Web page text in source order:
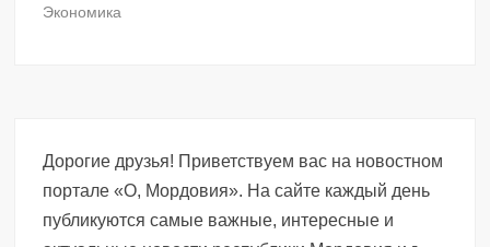
Экономика
Дорогие друзья! Приветствуем вас на новостном
портале «О, Мордовия». На сайте каждый день
публикуются самые важные, интересные и